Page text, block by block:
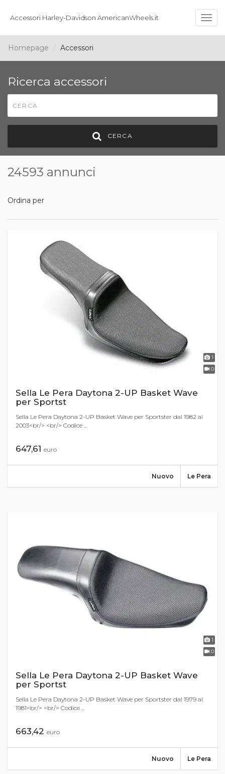
Accessori Harley-Davidson AmericanWheels.it
Homepage Accessori
Ricerca accessori
CERCA
24593 annunci
Ordina per
1
0
Sella Le Pera Daytona 2-UP Basket Wave
per Sportst
Sella Le Pera Daytona 2-UP Basket Wave per Sportster dal 1982 al
2003<br/> <br/> Codice ...
647,61 euro
Le Pera
Nuovo
1
0
Sella Le Pera Daytona 2-UP Basket Wave
per Sportst
Sella Le Pera Daytona 2-UP Basket Wave per Sportster dal 1979 al
1981<br/> <br/> Codice ...
663,42 euro
Le Pera
Nuovo